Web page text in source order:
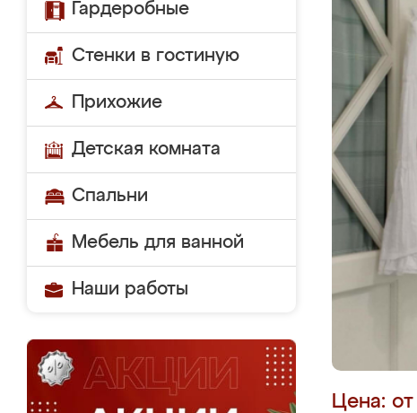
Гардеробные
Стенки в гостиную
Прихожие
Детская комната
Спальни
Мебель для ванной
Наши работы
Цена: